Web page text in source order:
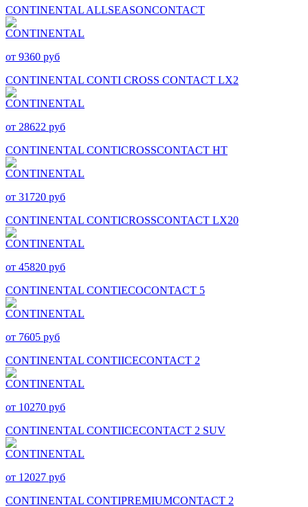
CONTINENTAL ALLSEASONCONTACT
от 9360 руб
CONTINENTAL CONTI CROSS CONTACT LX2
от 28622 руб
CONTINENTAL CONTICROSSCONTACT HT
от 31720 руб
CONTINENTAL CONTICROSSCONTACT LX20
от 45820 руб
CONTINENTAL CONTIECOCONTACT 5
от 7605 руб
CONTINENTAL CONTIICECONTACT 2
от 10270 руб
CONTINENTAL CONTIICECONTACT 2 SUV
от 12027 руб
CONTINENTAL CONTIPREMIUMCONTACT 2